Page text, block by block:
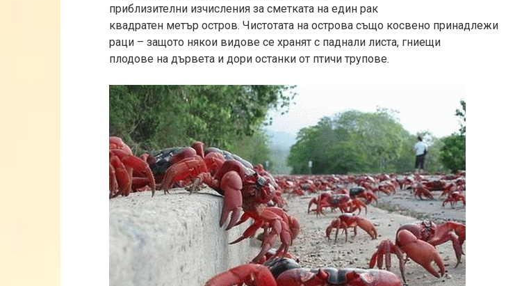
приблизителни изчисления за сметката на един рак
квадратен метър остров. Чистотата на острова също косвено принадлежи
раци – защото някои видове се хранят с паднали листа, гниещи
плодове на дървета и дори останки от птичи трупове.